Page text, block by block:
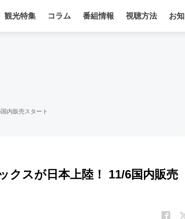
観光特集 コラム 番組情報 視聴方法 お
内販売スタート
クスが日本上陸！ 11/6国内販売